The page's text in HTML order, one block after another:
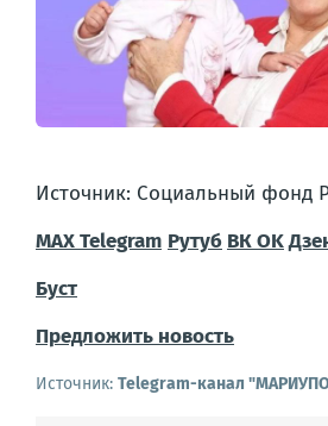
Источник: Социальный фонд
МАХTelegram Рутуб ВКOK
Буст
Предложить новость
Источник: Telegram-канал